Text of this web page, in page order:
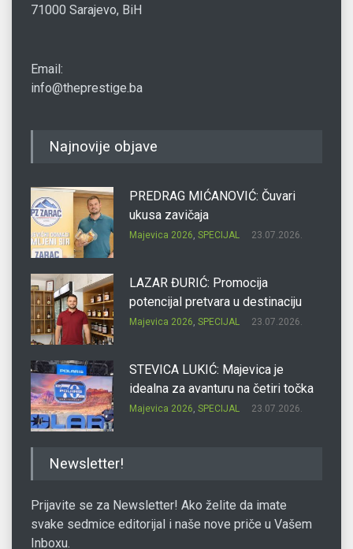
71000 Sarajevo, BiH
Email:
info@theprestige.ba
Najnovije objave
PREDRAG MIĆANOVIĆ: Čuvari
ukusa zavičaja
Majevica 2026, SPECIJAL 23.07.2026.
LAZAR ĐURIĆ: Promocija
potencijal pretvara u destinaciju
Majevica 2026, SPECIJAL 23.07.2026.
STEVICA LUKIĆ: Majevica je
idealna za avanturu na četiri točka
Majevica 2026, SPECIJAL 23.07.2026.
Newsletter!
Prijavite se za Newsletter! Ako želite da imate
svake sedmice editorijal i naše nove priče u Vašem
Inboxu.